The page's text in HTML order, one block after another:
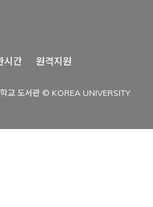
시간 원격지원
교 도서관 © KOREA UNIVERSITY